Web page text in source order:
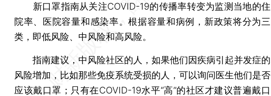
新口罩指南从关注COVID-19的传播率转变为监测当地的住
院率、医院容量和感染率。根据容量和病例，新政策将分为三
类，即低风险、中风险和高风险。
指南建议，中风险社区的人，如果他们因疾病引起并发症的
风险增加，比如那些免疫系统受损的人，可以询问医生他们是否
应该戴口罩；只有在COVID-19水平“高”的社区才建议普遍戴口